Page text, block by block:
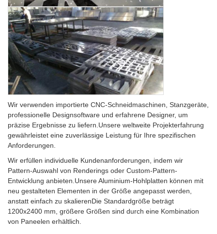
Wir verwenden importierte CNC-Schneidmaschinen, Stanzgeräte,
professionelle Designsoftware und erfahrene Designer, um
präzise Ergebnisse zu liefern.Unsere weltweite Projekterfahrung
gewährleistet eine zuverlässige Leistung für Ihre spezifischen
Anforderungen.
Wir erfüllen individuelle Kundenanforderungen, indem wir
Pattern-Auswahl von Renderings oder Custom-Pattern-
Entwicklung anbieten.Unsere Aluminium-Hohlplatten können mit
neu gestalteten Elementen in der Größe angepasst werden,
anstatt einfach zu skalierenDie Standardgröße beträgt
1200x2400 mm, größere Größen sind durch eine Kombination
von Paneelen erhältlich.